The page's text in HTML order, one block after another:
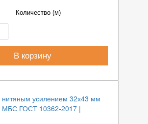
Количество (м)
В корзину